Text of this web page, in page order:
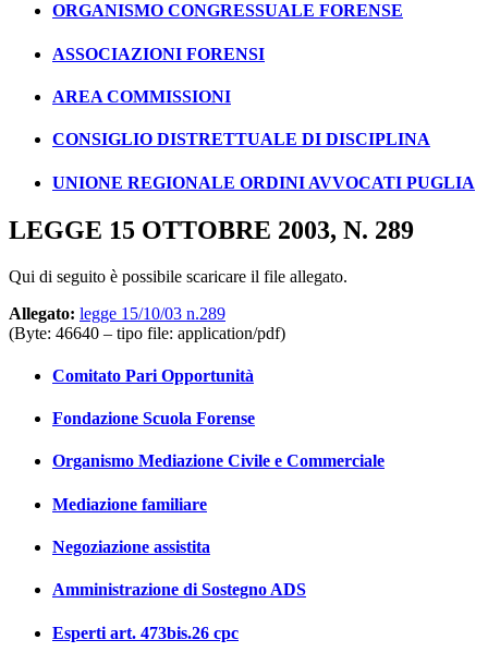
ORGANISMO CONGRESSUALE FORENSE
ASSOCIAZIONI FORENSI
AREA COMMISSIONI
CONSIGLIO DISTRETTUALE DI DISCIPLINA
UNIONE REGIONALE ORDINI AVVOCATI PUGLIA
LEGGE 15 OTTOBRE 2003, N. 289
Qui di seguito è possibile scaricare il file allegato.
Allegato: legge 15/10/03 n.289
(Byte: 46640 – tipo file: application/pdf)
Comitato Pari Opportunità
Fondazione Scuola Forense
Organismo Mediazione Civile e Commerciale
Mediazione familiare
Negoziazione assistita
Amministrazione di Sostegno ADS
Esperti art. 473bis.26 cpc